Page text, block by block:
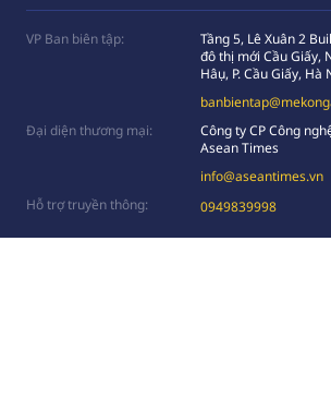
VP Ban biên tập:
Tầng 5, Lê Xuân 2
đô thị mới Cầu Giấy,
Hâụ, P. Cầu Giấy, Hà
Đại diện thương mại:
Công ty CP Công
Asean Times
info@aseantimes.vn
Hỗ trợ truyền thông:
0949839998